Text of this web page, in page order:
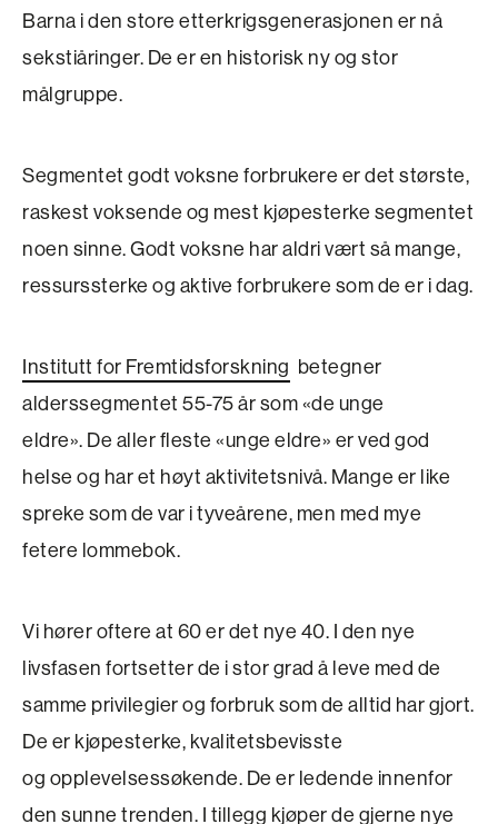
Barna i den store etterkrigsgenerasjonen er nå
sekstiåringer. De er en historisk ny og stor
målgruppe.
Segmentet godt voksne forbrukere er det største,
raskest voksende og mest kjøpesterke segmentet
noen sinne. Godt voksne har aldri vært så mange,
ressurssterke og aktive forbrukere som de er i dag.
Institutt for Fremtidsforskning betegner
alderssegmentet 55-75 år som «de unge
eldre». De aller fleste «unge eldre» er ved god
helse og har et høyt aktivitetsnivå. Mange er like
spreke som de var i tyveårene, men med mye
fetere lommebok.
Vi hører oftere at 60 er det nye 40. I den nye
livsfasen fortsetter de i stor grad å leve med de
samme privilegier og forbruk som de alltid har gjort.
De er kjøpesterke, kvalitetsbevisste
og opplevelsessøkende. De er ledende innenfor
den sunne trenden. I tillegg kjøper de gjerne nye